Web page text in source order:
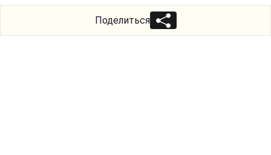
Поделиться